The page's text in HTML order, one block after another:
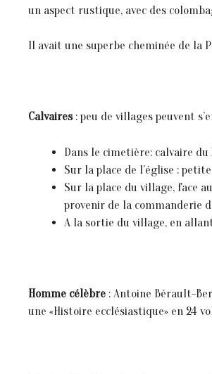
un aspect rustique, avec des
Il avait une superbe cheminée de la
Calvaires : peu de villages peuvent
Dans le cimetière: calvaire du
Sur la place de l’église :
Sur la place du village, face
provenir de la commanderie
A la sortie du village, en
Homme célèbre : Antoine Bérault-
une «Histoire ecclésiastique» en 24